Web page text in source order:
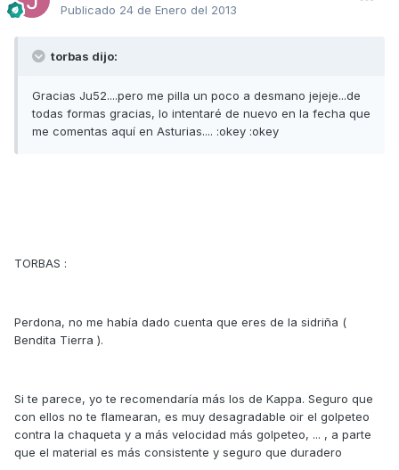
Publicado 24 de Enero del 2013
torbas dijo:
Gracias Ju52....pero me pilla un poco a desmano jejeje...de
todas formas gracias, lo intentaré de nuevo en la fecha que
me comentas aquí en Asturias.... :okey :okey
TORBAS :
Perdona, no me había dado cuenta que eres de la sidriña (
Bendita Tierra ).
Si te parece, yo te recomendaría más los de Kappa. Seguro que
con ellos no te flamearan, es muy desagradable oir el golpeteo
contra la chaqueta y a más velocidad más golpeteo, ... , a parte
que el material es más consistente y seguro que duradero